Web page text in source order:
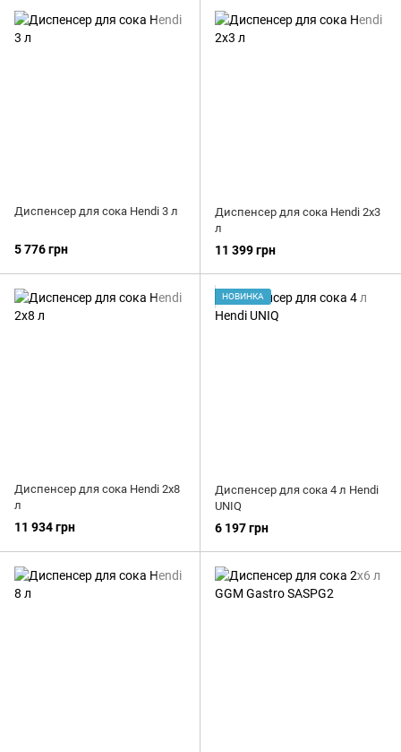
Диспенсер для сока Hendi 3 л
5 776 грн
Диспенсер для сока Hendi 2x3
л
11 399 грн
Диспенсер для сока Hendi 2x8
л
11 934 грн
НОВИНКА
Диспенсер для сока 4 л Hendi
UNIQ
6 197 грн